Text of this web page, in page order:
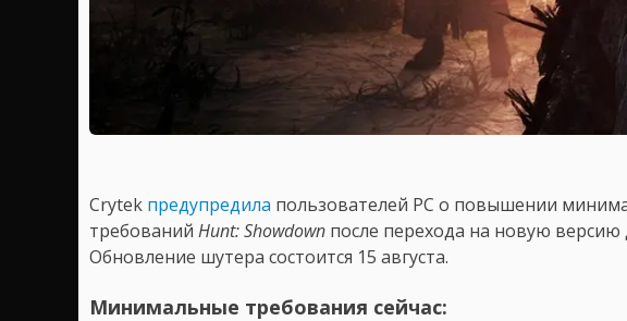
Crytek предупредила пользователей PC о повышении
требований Hunt: Showdown после перехода на новую версию
Обновление шутера состоится 15 августа.
Минимальные требования сейчас: